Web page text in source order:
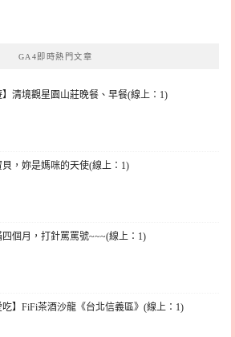
GA4即時熱門文章
】清境觀星園山莊晚餐、早餐(線上：1)
貝，妳是媽咪的天使(線上：1)
四個月，打針罵罵號~~~(線上：1)
吃】FiFi茶酒沙龍《台北信義區》(線上：1)